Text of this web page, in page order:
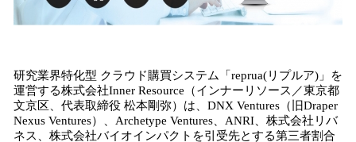
研究業界特化型 クラウド購買システム「reprua(リプルア)」を
運営する株式会社Inner Resource（インナーリソース／東京都
文京区、代表取締役 松本剛弥）は、DNX Ventures（旧Draper
Nexus Ventures）、Archetype Ventures、ANRI、株式会社リバ
ネス、株式会社バイオインパクトを引受先とする第三者割合